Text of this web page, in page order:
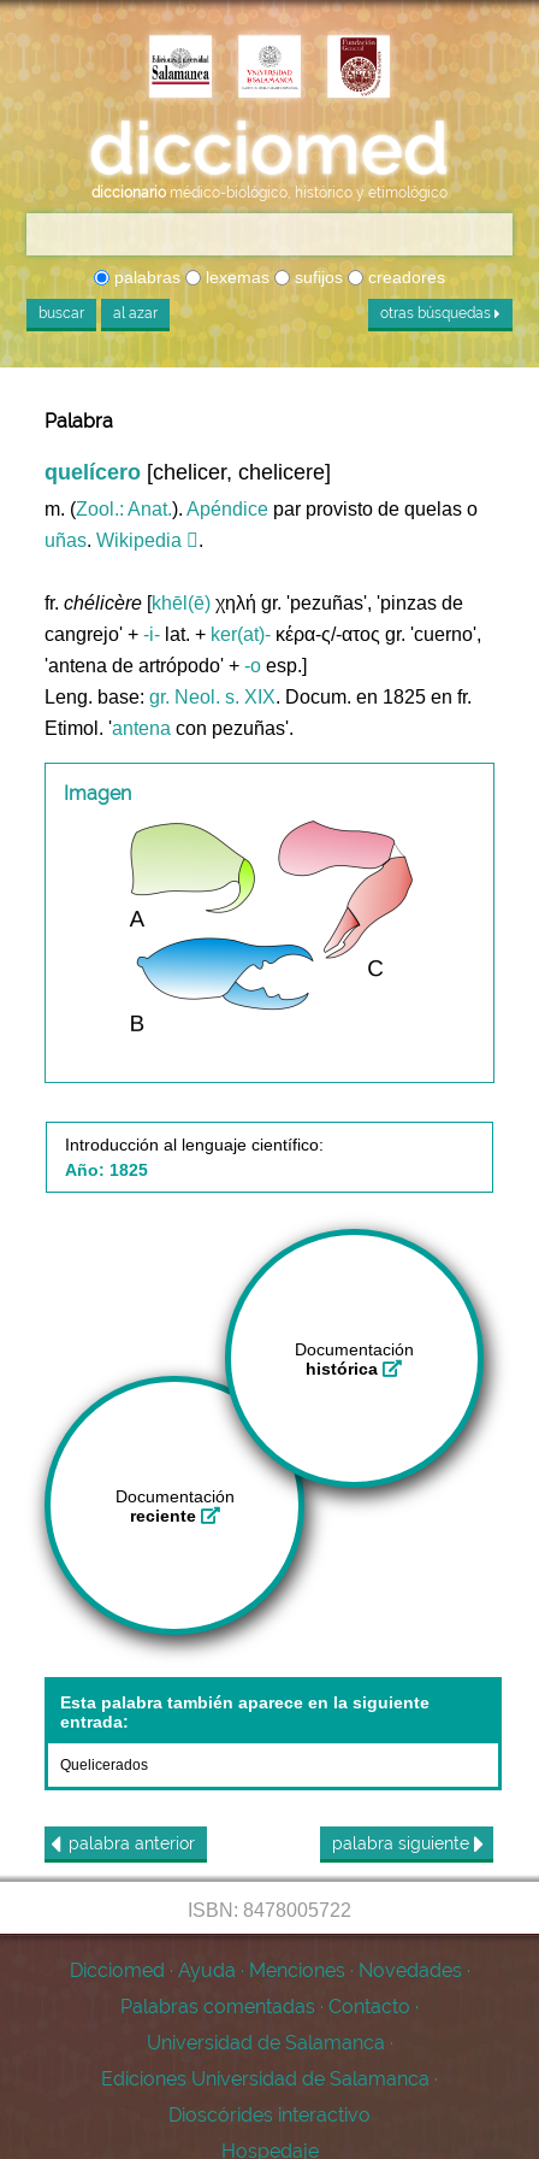
diccionario médico-biológico, histórico y etimológico
palabras lexemas sufijos creadores
buscar al azar otras búsquedas
Palabra
quelícero [chelicer, chelicere]
m. (Zool.: Anat.).Apéndice par provisto de quelas o
uñas.Wikipedia .
fr.chélicère [khēl(ē) χηλή gr. 'pezuñas', 'pinzas de
cangrejo' +-i- lat. + ker(at)- κέρα-ς/-ατος gr. 'cuerno',
'antena de artrópodo' +-o esp.]
Leng. base:gr. Neol. s. XIX. Docum. en 1825 en fr.
Etimol. 'antena con pezuñas'.
Imagen
Introducción al lenguaje científico:
Año: 1825
Documentación
histórica
Documentación
reciente
Esta palabra también aparece en la siguiente
entrada:
Quelicerados
palabra anterior palabra siguiente
ISBN: 8478005722
Dicciomed · Ayuda · Menciones · Novedades ·
Palabras comentadas · Contacto ·
Universidad de Salamanca ·
Ediciones Universidad de Salamanca ·
Dioscórides interactivo
Hospedaje